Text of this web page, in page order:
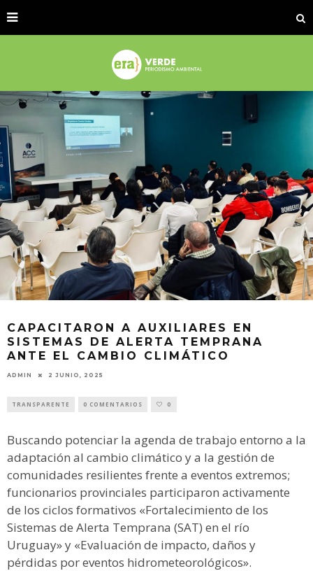
CAPACITARON A AUXILIARES EN
SISTEMAS DE ALERTA TEMPRANA
ANTE EL CAMBIO CLIMÁTICO
ADMIN 2 JUNIO, 2025
TRANSPARENTE 0 COMENTARIOS 0
Buscando potenciar la agenda de trabajo entorno a la
adaptación al cambio climático y a la gestión de
comunidades resilientes frente a eventos extremos;
funcionarios provinciales participaron activamente
de los ciclos formativos «Fortalecimiento de los
Sistemas de Alerta Temprana (SAT) en el río
Uruguay» y «Evaluación de impacto, daños y
pérdidas por eventos hidrometeorológicos».